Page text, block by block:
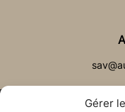
Gérer